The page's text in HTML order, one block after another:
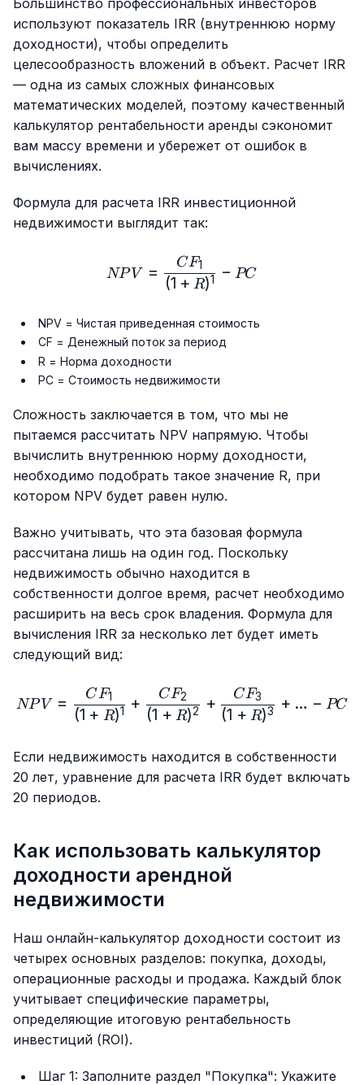
Большинство профессиональных инвесторов
используют показатель IRR (внутреннюю норму
доходности), чтобы определить
целесообразность вложений в объект. Расчет IRR
— одна из самых сложных финансовых
математических моделей, поэтому качественный
калькулятор рентабельности аренды сэкономит
вам массу времени и убережет от ошибок в
вычислениях.
Формула для расчета IRR инвестиционной
недвижимости выглядит так:
NPV = \frac{CF_1}{(1 +
NP V =
(1 + R)1
CF1 − PC
NPV = Чистая приведенная стоимость
CF = Денежный поток за период
R = Норма доходности
PC = Стоимость недвижимости
Сложность заключается в том, что мы не
пытаемся рассчитать NPV напрямую. Чтобы
вычислить внутреннюю норму доходности,
необходимо подобрать такое значение R, при
котором NPV будет равен нулю.
Важно учитывать, что эта базовая формула
рассчитана лишь на один год. Поскольку
недвижимость обычно находится в
собственности долгое время, расчет необходимо
расширить на весь срок владения. Формула для
вычисления IRR за несколько лет будет иметь
следующий вид:
NPV = \frac{CF_1}{(1 +
NPV =
(1 + R)1
CF1 +
(1 + R)2
CF2 +
(1 + R)3
CF3 + … − PC
Если недвижимость находится в собственности
20 лет, уравнение для расчета IRR будет включать
20 периодов.
Как использовать калькулятор
доходности арендной
недвижимости
Наш онлайн-калькулятор доходности состоит из
четырех основных разделов: покупка, доходы,
операционные расходы и продажа. Каждый блок
учитывает специфические параметры,
определяющие итоговую рентабельность
инвестиций (ROI).
Шаг 1: Заполните раздел "Покупка": Укажите